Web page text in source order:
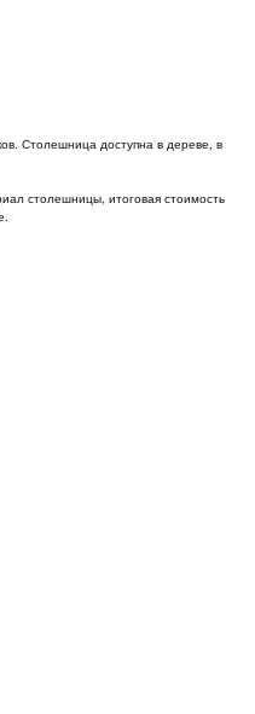
Столешница доступна в дереве, в
столешницы, итоговая стоимость